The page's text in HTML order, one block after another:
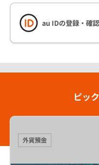
au IDの登録・確
ピッ